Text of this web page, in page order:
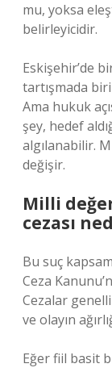
mu, yoksa
belirleyicidir.
Eskişehir’de
tartışmada
Ama hukuk
şey, hedef
algılanabilir.
değişir.
Milli
cezası
Bu suç
Ceza
Cezalar
ve olayın
Eğer fiil basit